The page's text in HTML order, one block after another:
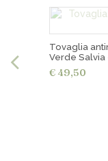
Tovaglia
Verde Salvia
€ 49,50